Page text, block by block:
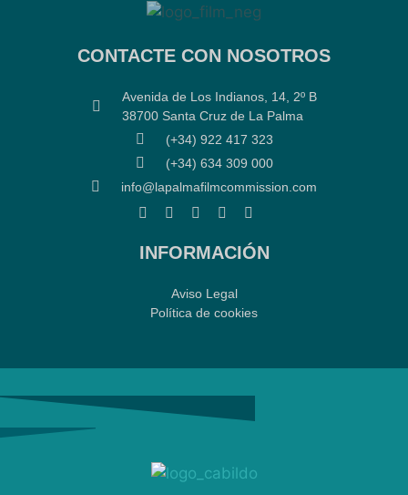
CONTACTE CON NOSOTROS
Avenida de Los Indianos, 14, 2º B
38700 Santa Cruz de La Palma
(+34) 922 417 323
(+34) 634 309 000
info@lapalmafilmcommission.com
INFORMACIÓN
Aviso Legal
Política de cookies